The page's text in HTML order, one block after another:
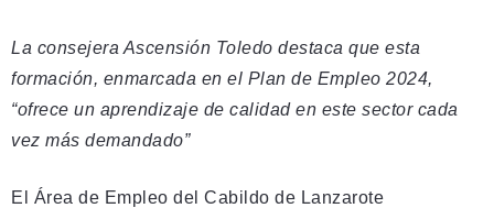
La consejera Ascensión Toledo destaca que esta
formación, enmarcada en el Plan de Empleo 2024,
“ofrece un aprendizaje de calidad en este sector cada
vez más demandado”
El Área de Empleo del Cabildo de Lanzarote